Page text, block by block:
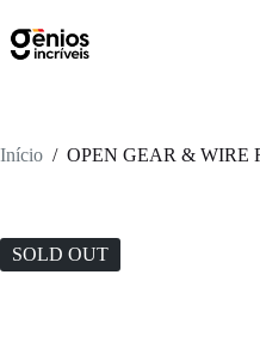
Início / OPEN GEAR & WIRE
SOLD OUT